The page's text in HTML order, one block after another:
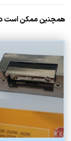
همچنین ممکن است